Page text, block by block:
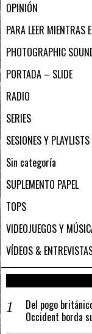
OPINIÓN
PARA LEER MIENTRAS
PHOTOGRAPHIC
PORTADA – SLIDE
RADIO
SERIES
SESIONES Y PLAYLISTS
Sin categoría
SUPLEMENTO PAPEL
TOPS
VIDEOJUEGOS Y
VÍDEOS &
Del pogo
Occident borda